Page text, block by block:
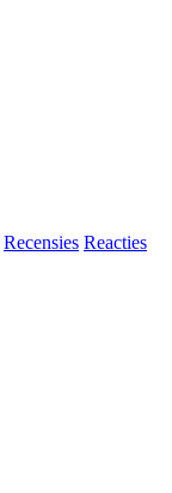
Recensies Reacties